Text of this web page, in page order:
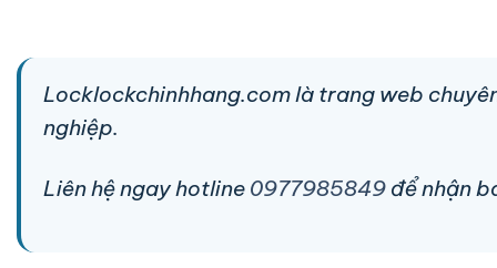
Locklockchinhhang.com là trang web
nghiệp.
Liên hệ ngay hotline 0977985849 để nhận